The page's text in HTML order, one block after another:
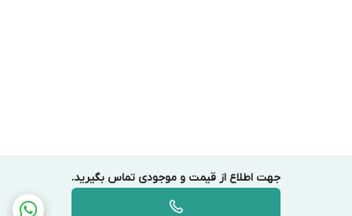
جهت اطلاع از قیمت و موجودی تماس بگیرید.